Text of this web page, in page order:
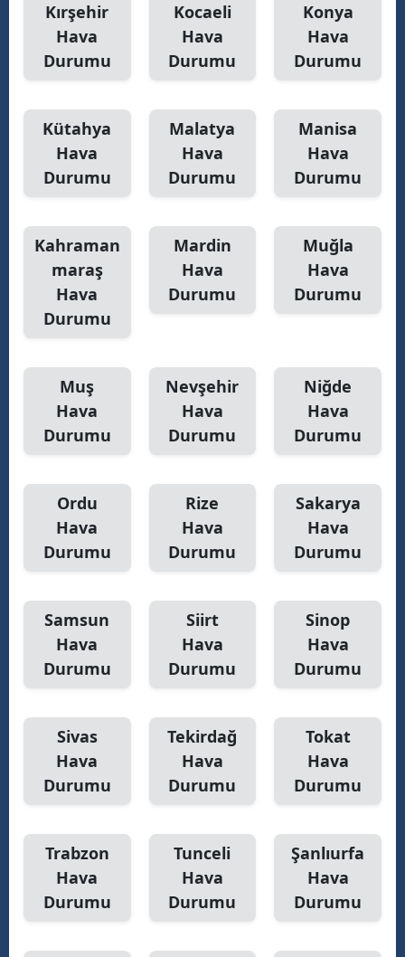
Kırşehir
Hava
Durumu
Kocaeli
Hava
Durumu
Konya
Hava
Durumu
Kütahya
Hava
Durumu
Malatya
Hava
Durumu
Manisa
Hava
Durumu
Kahraman
maraş
Hava
Durumu
Mardin
Hava
Durumu
Muğla
Hava
Durumu
Muş
Hava
Durumu
Nevşehir
Hava
Durumu
Niğde
Hava
Durumu
Ordu
Hava
Durumu
Rize
Hava
Durumu
Sakarya
Hava
Durumu
Samsun
Hava
Durumu
Siirt
Hava
Durumu
Sinop
Hava
Durumu
Sivas
Hava
Durumu
Tekirdağ
Hava
Durumu
Tokat
Hava
Durumu
Trabzon
Hava
Durumu
Tunceli
Hava
Durumu
Şanlıurfa
Hava
Durumu